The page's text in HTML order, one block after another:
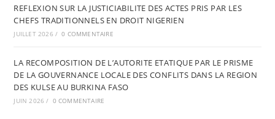
REFLEXION SUR LA JUSTICIABILITE DES ACTES PRIS PAR LES
CHEFS TRADITIONNELS EN DROIT NIGERIEN
JUILLET 2026 / 0 COMMENTAIRE
LA RECOMPOSITION DE L’AUTORITE ETATIQUE PAR LE PRISME
DE LA GOUVERNANCE LOCALE DES CONFLITS DANS LA REGION
DES KULSE AU BURKINA FASO
JUIN 2026 / 0 COMMENTAIRE